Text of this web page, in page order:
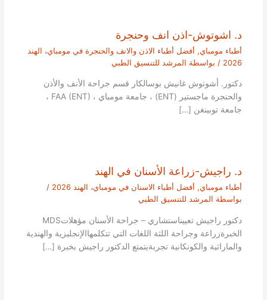
د. اشوتوش-اذن انف وحنجرة
أطباء مومباي, أفضل أطباء الاذن والانف والحنجرة في مومباي، الهند
2026 / بواسطة المرشد للتنسيق الطبي
دكتور. أشوتوش غانيش بوسالكار قسم جراحة الأنف والأذن
والحنجرة ماجستير (ENT) ، جامعة مومباي ، FAA (ENT) ،
جامعة توبينغن […]
د. راجيش-زراعة الأسنان في الهند
أطباء مومباي, أفضل أطباء الاسنان في مومباي، الهند 2026
/
بواسطة المرشد للتنسيق الطبي
دكتور راجيش تعييناستشاري – جراحة الأسنان مؤهلاتMDS
الخبرةزراعة وجراحة اللثة اللغات التي تتكلمهاالإنجليزية والهندية
والماراثية والكونكانية تجربةيتمتع الدكتور راجيش بخبرة […]